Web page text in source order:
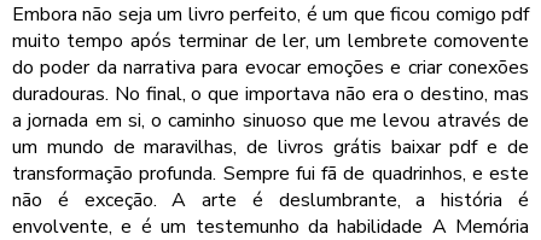
Embora não seja um livro perfeito, é um que ficou comigo pdf
muito tempo após terminar de ler, um lembrete comovente
do poder da narrativa para evocar emoções e criar conexões
duradouras. No final, o que importava não era o destino, mas
a jornada em si, o caminho sinuoso que me levou através de
um mundo de maravilhas, de livros grátis baixar pdf e de
transformação profunda. Sempre fui fã de quadrinhos, e este
não é exceção. A arte é deslumbrante, a história é
envolvente, e é um testemunho da habilidade A Memória